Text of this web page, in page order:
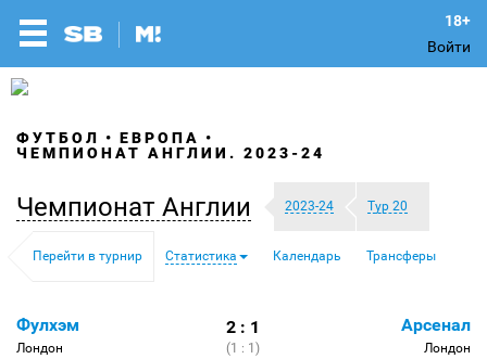
Войти
ФУТБОЛ
ЕВРОПА
ЧЕМПИОНАТ АНГЛИИ. 2023-24
Чемпионат Англии 2023-24 Тур 20
Перейти в турнир Статистика Календарь Трансферы
Фулхэм
Лондон
2 : 1
(1 : 1)
Арсенал
Лондон